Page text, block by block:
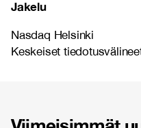
Jakelu
Nasdaq Helsinki
Keskeiset